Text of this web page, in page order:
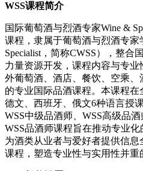
WSS课程简介
国际葡萄酒与烈酒专家Wine &
课程，隶属于葡萄酒与烈酒专家
Specialist，简称CWSS），整合
力量资源开发，课程内容与专
外葡萄酒、酒店、餐饮、空乘
的专业国际品酒课程。本课程在
德文、西班牙、俄文6种语言授
WSS中级品酒师、WSS高级品酒
WSS品酒师课程旨在推动专业化
为酒类从业者与爱好者提供信
课程，塑造专业性与实用性并重